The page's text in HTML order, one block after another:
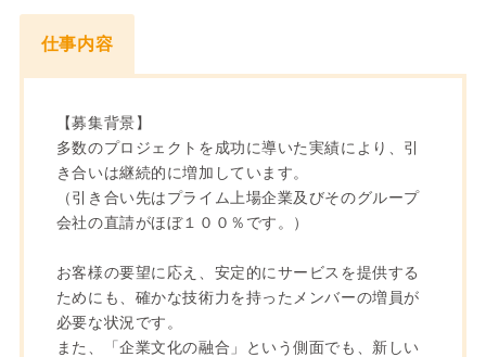
仕事内容
【募集背景】
多数のプロジェクトを成功に導いた実績により、引
き合いは継続的に増加しています。
（引き合い先はプライム上場企業及びそのグループ
会社の直請がほぼ１００％です。）
お客様の要望に応え、安定的にサービスを提供する
ためにも、確かな技術力を持ったメンバーの増員が
必要な状況です。
また、「企業文化の融合」という側面でも、新しい